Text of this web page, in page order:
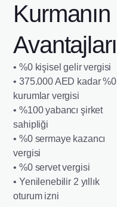
Kurmanın
Avantajları
• %0 kişisel gelir vergisi
• 375.000 AED kadar %0
kurumlar vergisi
• %100 yabancı şirket
sahipliği
• %0 sermaye kazancı
vergisi
• %0 servet vergisi
• Yenilenebilir 2 yıllık
oturum izni